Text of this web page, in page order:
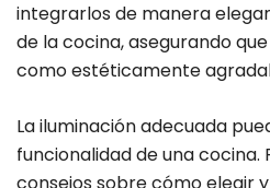
integrarlos de manera
de la cocina, asegurando
como estéticamente
La iluminación adecuada
funcionalidad de una